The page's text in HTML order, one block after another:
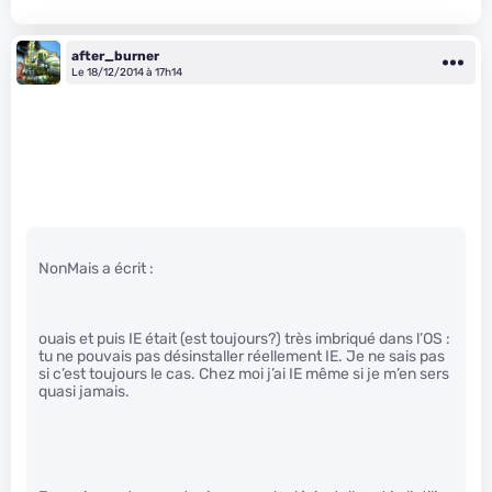
after_burner
Le 18/12/2014 à 17h14
NonMais a écrit :
ouais et puis IE était (est toujours?) très imbriqué dans l’OS :
tu ne pouvais pas désinstaller réellement IE. Je ne sais pas
si c’est toujours le cas. Chez moi j’ai IE même si je m’en sers
quasi jamais.